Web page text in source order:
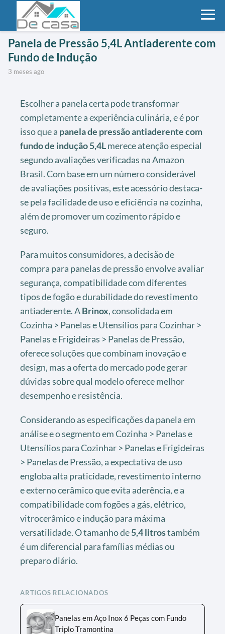
Panela de Pressão 5,4L Antiaderente com
Fundo de Indução
3 meses ago
Escolher a panela certa pode transformar
completamente a experiência culinária, e é por
isso que a panela de pressão antiaderente com
fundo de indução 5,4Lmerece atenção especial
segundo avaliações verificadas na Amazon
Brasil. Com base em um número considerável
de avaliações positivas, este acessório destaca-
se pela facilidade de uso e eficiência na cozinha,
além de promover um cozimento rápido e
seguro.
Para muitos consumidores, a decisão de
compra para panelas de pressão envolve avaliar
segurança, compatibilidade com diferentes
tipos de fogão e durabilidade do revestimento
antiaderente. ABrinox, consolidada em
Cozinha > Panelas e Utensílios para Cozinhar >
Panelas e Frigideiras > Panelas de Pressão,
oferece soluções que combinam inovação e
design, mas a oferta do mercado pode gerar
dúvidas sobre qual modelo oferece melhor
desempenho e resistência.
Considerando as especificações da panela em
análise e o segmento em Cozinha > Panelas e
Utensílios para Cozinhar > Panelas e Frigideiras
> Panelas de Pressão, a expectativa de uso
engloba alta praticidade, revestimento interno
e externo cerâmico que evita aderência, e a
compatibilidade com fogões a gás, elétrico,
vitrocerâmico e indução para máxima
versatilidade. O tamanho de5,4 litrostambém
é um diferencial para famílias médias ou
preparo diário.
ARTIGOS RELACIONADOS
Panelas em Aço Inox 6 Peças com Fundo
Triplo Tramontina